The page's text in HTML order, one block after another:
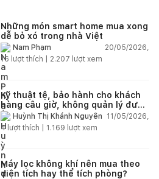
Những món smart home mua xong
dễ bỏ xó trong nhà Việt
Nam Phạm
20/05/2026,
16 lượt thích | 2.207 lượt xem
Kỹ thuật tệ, bảo hành cho khách
hàng câu giờ, không quản lý được
nhân viên xây dựng của mình,
điện nhẹ, điện nước, tường quá
kém. Luôn đổ lỗi cho nhân viên.
Bảo hành quá tệ, tôi phải đợi rất
lâu mới dc bảo hành, liên hệ để
được bảo hành thì bơ khách
Huỳnh Thị Khánh Nguyên
11/05/2026,
4lượt thích | 1.169 lượt xem
Máy lọc không khí nên mua theo
diện tích hay thể tích phòng?